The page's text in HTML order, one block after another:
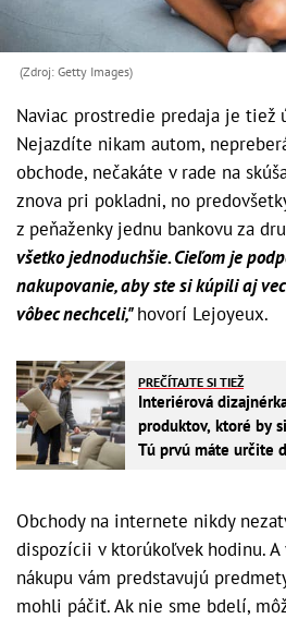
(Zdroj: Getty Images)
Naviac prostredie predaja je tiež
Nejazdíte nikam autom,
obchode, nečakáte v rade na
znova pri pokladni, no
z peňaženky jednu bankovu za
všetko jednoduchšie. Cieľom je
nakupovanie, aby ste si kúpili aj
vôbec nechceli,"hovorí Lejoyeux.
PREČÍTAJTE SI TIEŽ
Interiérová
produktov, ktoré by
Tú prvú máte určite
Obchody na internete nikdy
dispozícii v ktorúkoľvek hodinu.
nákupu vám predstavujú
mohli páčiť. Ak nie sme bdelí,